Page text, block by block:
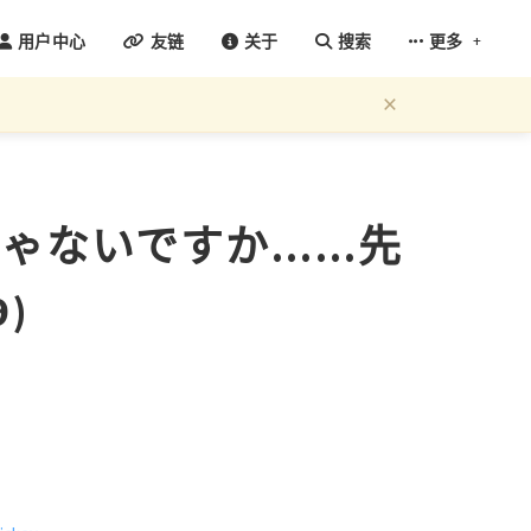
用户中心 友链 关于 搜索 更多 +
×
ゃないですか……先